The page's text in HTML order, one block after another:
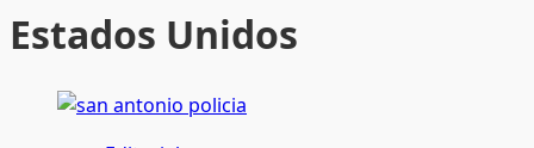
Estados Unidos